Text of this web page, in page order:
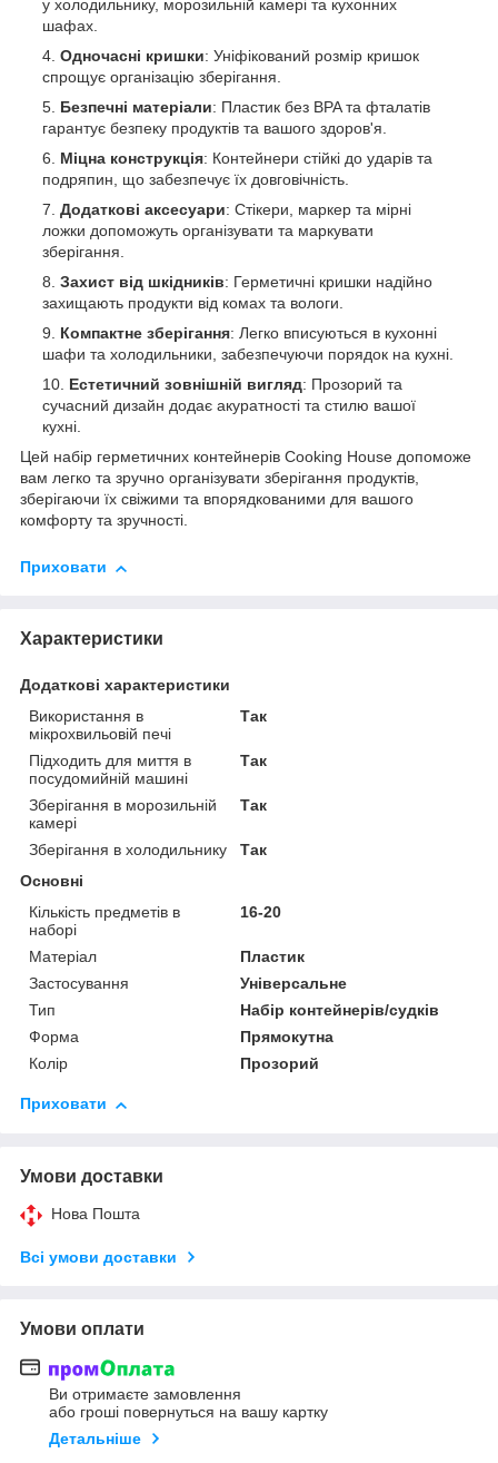
у холодильнику, морозильній камері та кухонних
шафах.
Одночасні кришки: Уніфікований розмір кришок
спрощує організацію зберігання.
Безпечні матеріали: Пластик без BPA та фталатів
гарантує безпеку продуктів та вашого здоров'я.
Міцна конструкція: Контейнери стійкі до ударів та
подряпин, що забезпечує їх довговічність.
Додаткові аксесуари: Стікери, маркер та мірні
ложки допоможуть організувати та маркувати
зберігання.
Захист від шкідників: Герметичні кришки надійно
захищають продукти від комах та вологи.
Компактне зберігання: Легко вписуються в кухонні
шафи та холодильники, забезпечуючи порядок на кухні.
Естетичний зовнішній вигляд: Прозорий та
сучасний дизайн додає акуратності та стилю вашої
кухні.
Цей набір герметичних контейнерів Cooking House допоможе
вам легко та зручно організувати зберігання продуктів,
зберігаючи їх свіжими та впорядкованими для вашого
комфорту та зручності.
Приховати
Характеристики
Додаткові характеристики
Використання в
мікрохвильовій печі
Так
Підходить для миття в
посудомийній машині
Так
Зберігання в морозильній
камері
Так
Зберігання в холодильнику
Так
Основні
Кількість предметів в
наборі
16-20
Матеріал
Пластик
Застосування
Універсальне
Тип
Набір контейнерів/судків
Форма
Прямокутна
Колір
Прозорий
Приховати
Умови доставки
Нова Пошта
Всі умови доставки
Умови оплати
Ви отримаєте замовлення
або гроші повернуться на вашу картку
Детальніше